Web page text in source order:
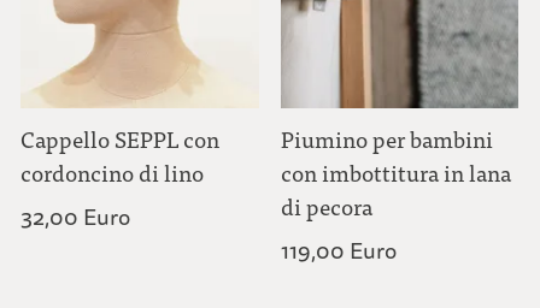
Cappello SEPPL con
cordoncino di lino
32,00 Euro
Piumino per bambini
con imbottitura in lana
di pecora
119,00 Euro